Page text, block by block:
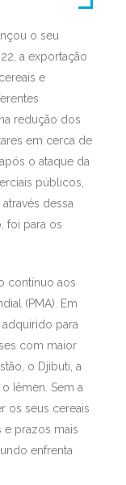
o seu
a exportação
e
redução dos
em cerca de
o ataque da
públicos,
dessa
foi para os
contínuo aos
(PMA). Em
para
com maior
o Djibuti, a
Iêmen. Sem a
os seus cereais
e prazos mais
enfrenta